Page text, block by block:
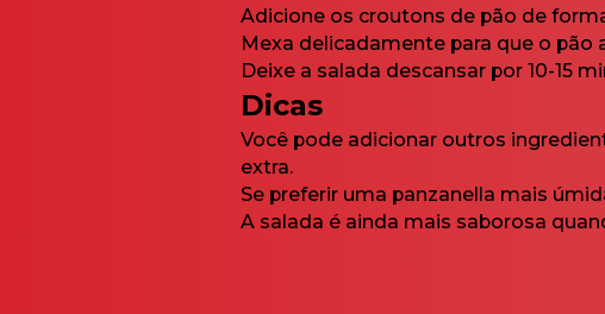
Adicione os croutons de pão de
Mexa delicadamente para que o
Deixe a salada descansar por 10-15
Dicas
Você pode adicionar outros
extra.
Se preferir uma panzanella mais
A salada é ainda mais saborosa